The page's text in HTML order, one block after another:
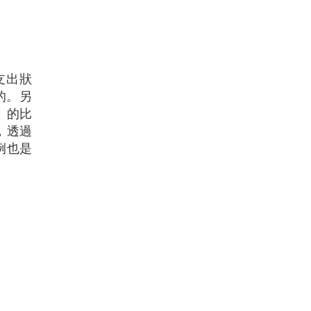
出狀
。另
的比
透過
也是